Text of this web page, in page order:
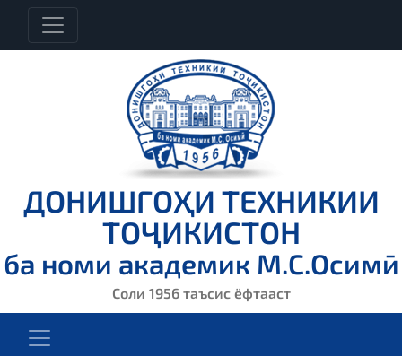
ДОНИШГОҲИ ТЕХНИКИИ
ТОҶИКИСТОН
ба номи академик М.С.Осимӣ
Соли 1956 таъсис ёфтааст